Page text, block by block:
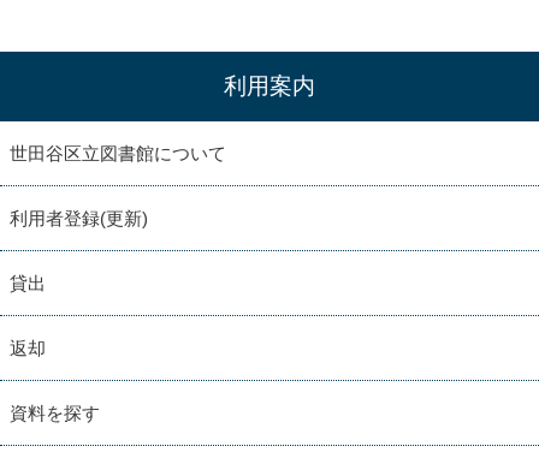
利用案内
世田谷区立図書館について
利用者登録(更新)
貸出
返却
資料を探す